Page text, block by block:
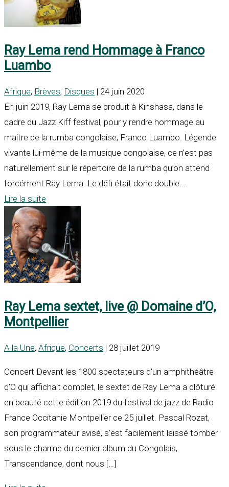
Ray Lema rend Hommage à Franco
Luambo
Afrique, Brèves, Disques | 24 juin 2020
En juin 2019, Ray Lema se produit à Kinshasa, dans le
cadre du Jazz Kiff festival, pour y rendre hommage au
maitre de la rumba congolaise, Franco Luambo. Légende
vivante lui-même de la musique congolaise, ce n’est pas
naturellement sur le répertoire de la rumba qu’on attend
forcément Ray Lema. Le défi était donc double....
Lire la suite
Ray Lema sextet, live @ Domaine d’O,
Montpellier
A la Une, Afrique, Concerts | 28 juillet 2019
Concert Devant les 1800 spectateurs d’un amphithéâtre
d’O qui affichait complet, le sextet de Ray Lema a clôturé
en beauté cette édition 2019 du festival de jazz de Radio
France Occitanie Montpellier ce 25 juillet. Pascal Rozat,
son programmateur avisé, s’est facilement laissé tomber
sous le charme du dernier album du Congolais,
Transcendance, dont nous […]